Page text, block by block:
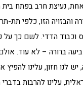
נעיצת חרב בפתח
הזו, כלפי תת-
וכבוד הדדי. לשם כך על
ברורה – לא עוד.
לנו חזון, עלינו להפיץ
עלינו להרבות